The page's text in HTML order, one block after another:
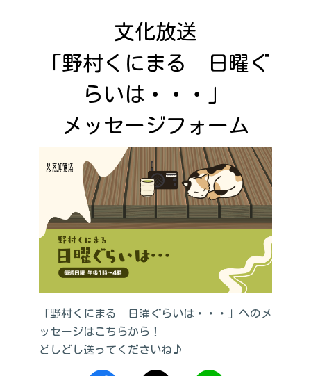
文化放送
「野村くにまる　日曜ぐ
らいは・・・」
メッセージフォーム
「野村くにまる 日曜ぐらいは・・・」へのメ
ッセージはこちらから！
どしどし送ってくださいね♪